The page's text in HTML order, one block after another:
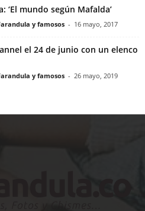
‘El mundo según Mafalda’
y famosos - 16 mayo, 2017
el 24 de junio con un elenco
y famosos - 26 mayo, 2019